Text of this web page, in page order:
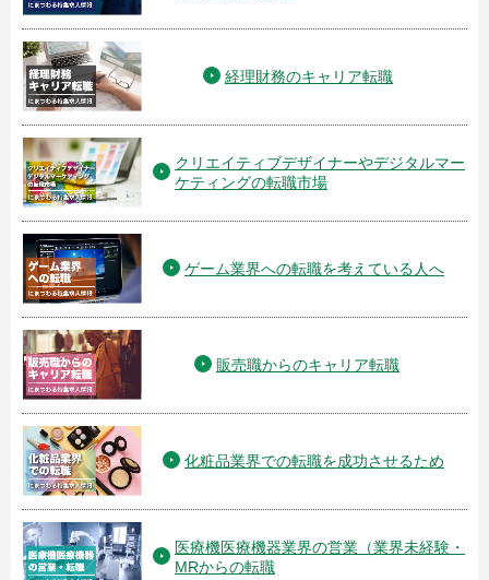
経理財務のキャリア転職
クリエイティブデザイナーやデジタルマー
ケティングの転職市場
ゲーム業界への転職を考えている人へ
販売職からのキャリア転職
化粧品業界での転職を成功させるため
医療機医療機器業界の営業（業界未経験・
MRからの転職